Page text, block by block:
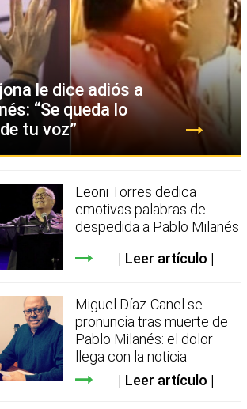
le dice adiós a
“Se queda lo
tu voz”
Leoni Torres dedica
emotivas palabras de
despedida a Pablo Milanés
Leer artículo
Miguel Díaz-Canel se
pronuncia tras muerte de
Pablo Milanés: el dolor
llega con la noticia
Leer artículo